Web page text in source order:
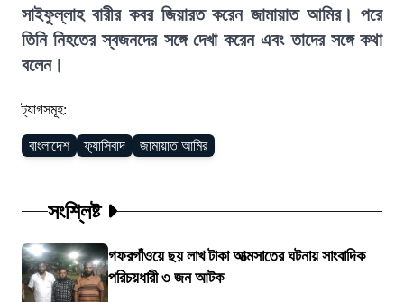
সাইফুল্লাহ বারীর কবর জিয়ারত করেন জামায়াত আমির। পরে
তিনি নিহতের স্বজনদের সঙ্গে দেখা করেন এবং তাদের সঙ্গে কথা
বলেন।
ট্যাগসমূহ:
বাংলাদেশ ফ্যাসিবাদ জামায়াত আমির
সংশ্লিষ্ট
গফরগাঁওয়ে ছয় লাখ টাকা আত্মসাতের ঘটনায় সাংবাদিক
পরিচয়ধারী ৩ জন আটক